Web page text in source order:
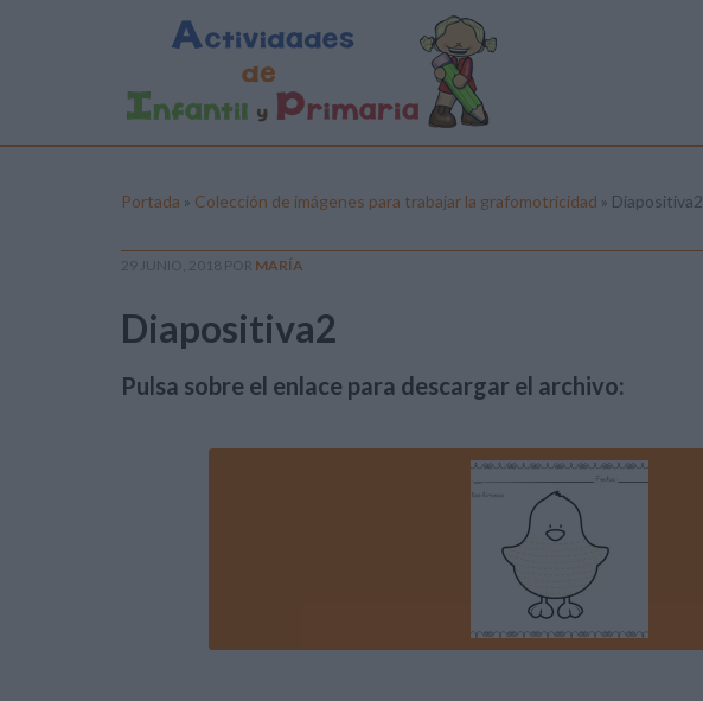
Portada » Colección de imágenes para trabajar la grafomotricidad » Diapositiva2
29 JUNIO, 2018 POR MARÍA
Diapositiva2
Pulsa sobre el enlace para descargar el archivo: